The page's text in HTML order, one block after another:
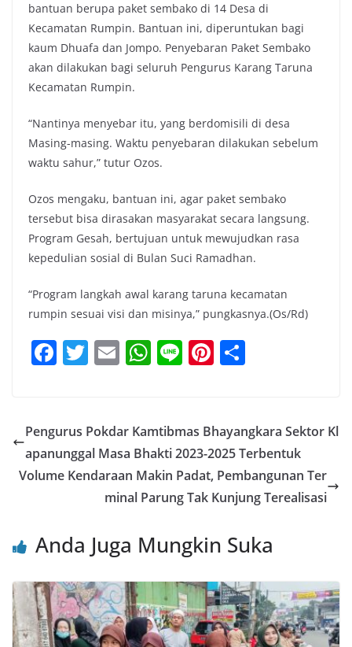
bantuan berupa paket sembako di 14 Desa di
Kecamatan Rumpin. Bantuan ini, diperuntukan bagi
kaum Dhuafa dan Jompo. Penyebaran Paket Sembako
akan dilakukan bagi seluruh Pengurus Karang Taruna
Kecamatan Rumpin.
“Nantinya menyebar itu, yang berdomisili di desa
Masing-masing. Waktu penyebaran dilakukan sebelum
waktu sahur,” tutur Ozos.
Ozos mengaku, bantuan ini, agar paket sembako
tersebut bisa dirasakan masyarakat secara langsung.
Program Gesah, bertujuan untuk mewujudkan rasa
kepedulian sosial di Bulan Suci Ramadhan.
“Program langkah awal karang taruna kecamatan
rumpin sesuai visi dan misinya,” pungkasnya.(Os/Rd)
F
e
b
o
T
er
E
l
W
s
A
p
p
Li Pi
e
st
e
Pengurus Pokdar Kamtibmas Bhayangkara Sektor Kl
apanunggal Masa Bhakti 2023-2025 Terbentuk
Volume Kendaraan Makin Padat, Pembangunan Ter
minal Parung Tak Kunjung Terealisasi
Anda Juga Mungkin Suka